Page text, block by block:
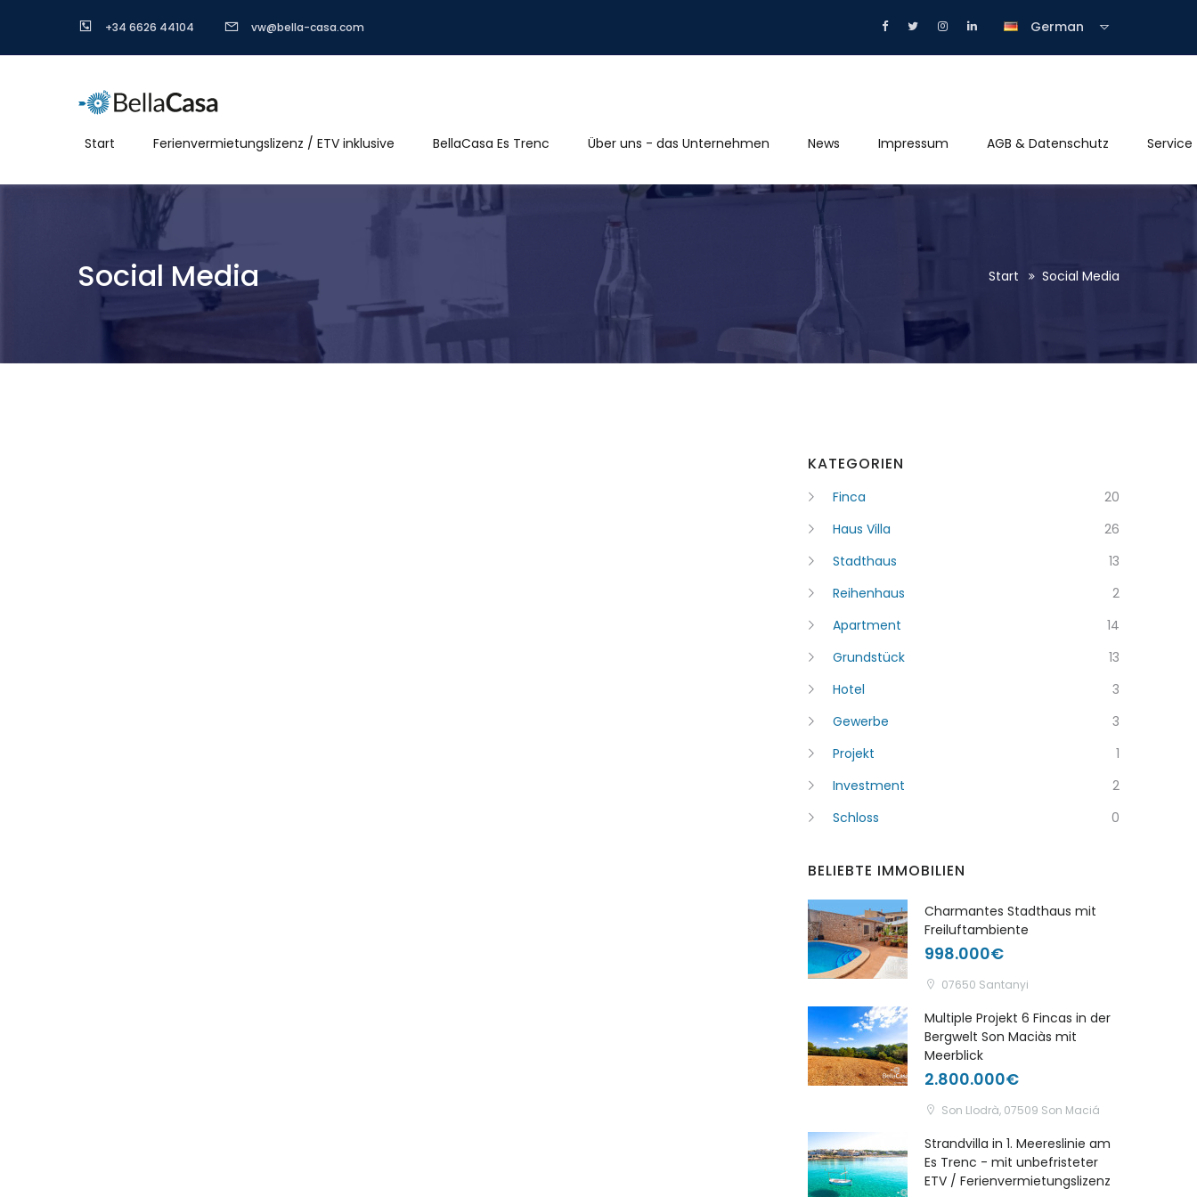
+34 6626 44104 vw@bella-casa.com German
Start Ferienvermietungslizenz / ETV inklusive BellaCasa Es Trenc Über uns - das Unternehmen News Impressum AGB & Datenschutz Service
Social Media Start Social Media
KATEGORIEN
Finca
20
Haus Villa
26
Stadthaus
13
Reihenhaus
2
Apartment
14
Grundstück
13
Hotel
3
Gewerbe
3
Projekt
1
Investment
2
Schloss
0
BELIEBTE IMMOBILIEN
Charmantes Stadthaus mit
Freiluftambiente
998.000€
07650 Santanyi
Multiple Projekt 6 Fincas in der
Bergwelt Son Maciàs mit
Meerblick
2.800.000€
Son Llodrà, 07509 Son Maciá
Strandvilla in 1. Meereslinie am
Es Trenc - mit unbefristeter
ETV / Ferienvermietungslizenz